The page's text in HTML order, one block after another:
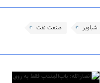
شباویز صنعت نفت